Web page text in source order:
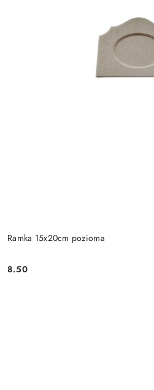
Ramka 15x20cm pozioma
Cena:
8.50